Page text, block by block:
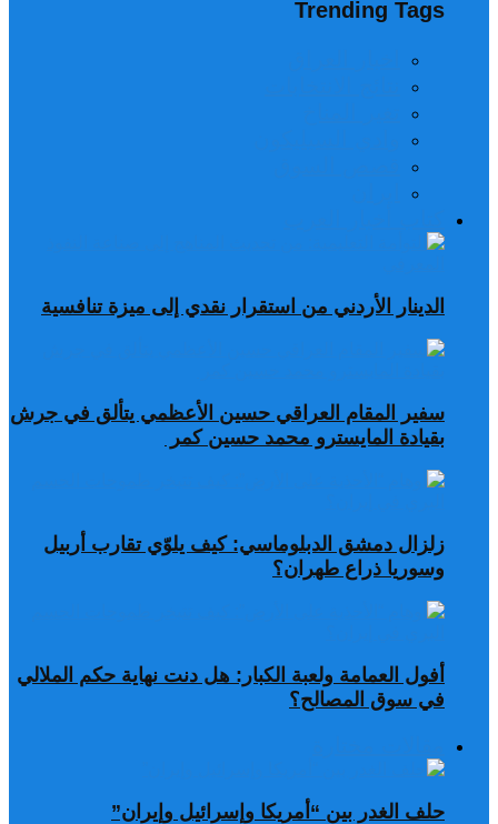
Trending Tags
الدينار الأردني من استقرار نقدي إلى ميزة تنافسية
سفير المقام العراقي حسين الأعظمي يتألق في جرش
بقيادة المايسترو محمد حسين كمر
زلزال دمشق الدبلوماسي: كيف يلوّي تقارب أربيل
وسوريا ذراع طهران؟
أفول العمامة ولعبة الكبار: هل دنت نهاية حكم الملالي
في سوق المصالح؟
حلف الغدر بين “أمريكا وإسرائيل وإيران”